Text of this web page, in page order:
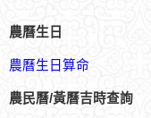
農曆生日
農曆生日算命
農民曆/黃曆吉時查詢